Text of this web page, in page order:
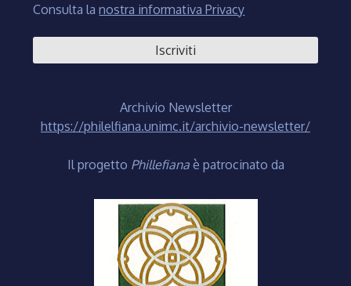
Consulta lanostra informativa Privacy
Archivio Newsletter
https://philelfiana.unimc.it/archivio-newsletter/
Il progetto Phillefiana è patrocinato da